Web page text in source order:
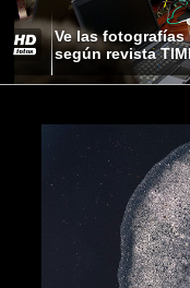
Ve las
según revista